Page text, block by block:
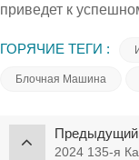
приведет к
ГОРЯЧИЕ ТЕГИ :
Блочная Машина
2024 135-я